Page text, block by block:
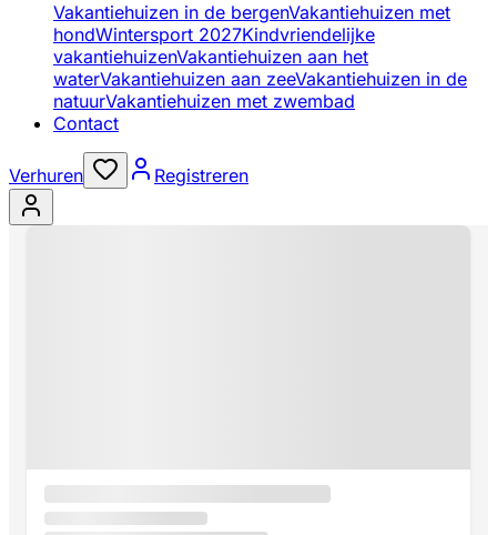
Vakantiehuizen in de bergenVakantiehuizen met
hondWintersport 2027Kindvriendelijke
vakantiehuizenVakantiehuizen aan het
waterVakantiehuizen aan zeeVakantiehuizen in de
natuurVakantiehuizen met zwembad
Contact
Verhuren Registreren